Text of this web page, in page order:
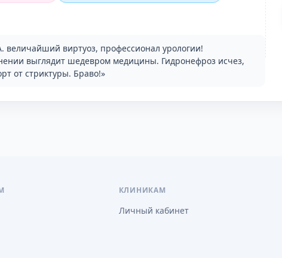
величайший виртуоз, профессионал урологии!
выглядит шедевром медицины. Гидронефроз исчез,
от стриктуры. Браво!»
КЛИНИКАМ
Личный кабинет